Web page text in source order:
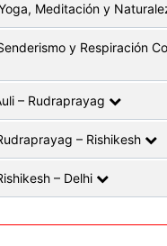
Meditación y
y Respiración
– Rudraprayag
– Rishikesh
– Delhi